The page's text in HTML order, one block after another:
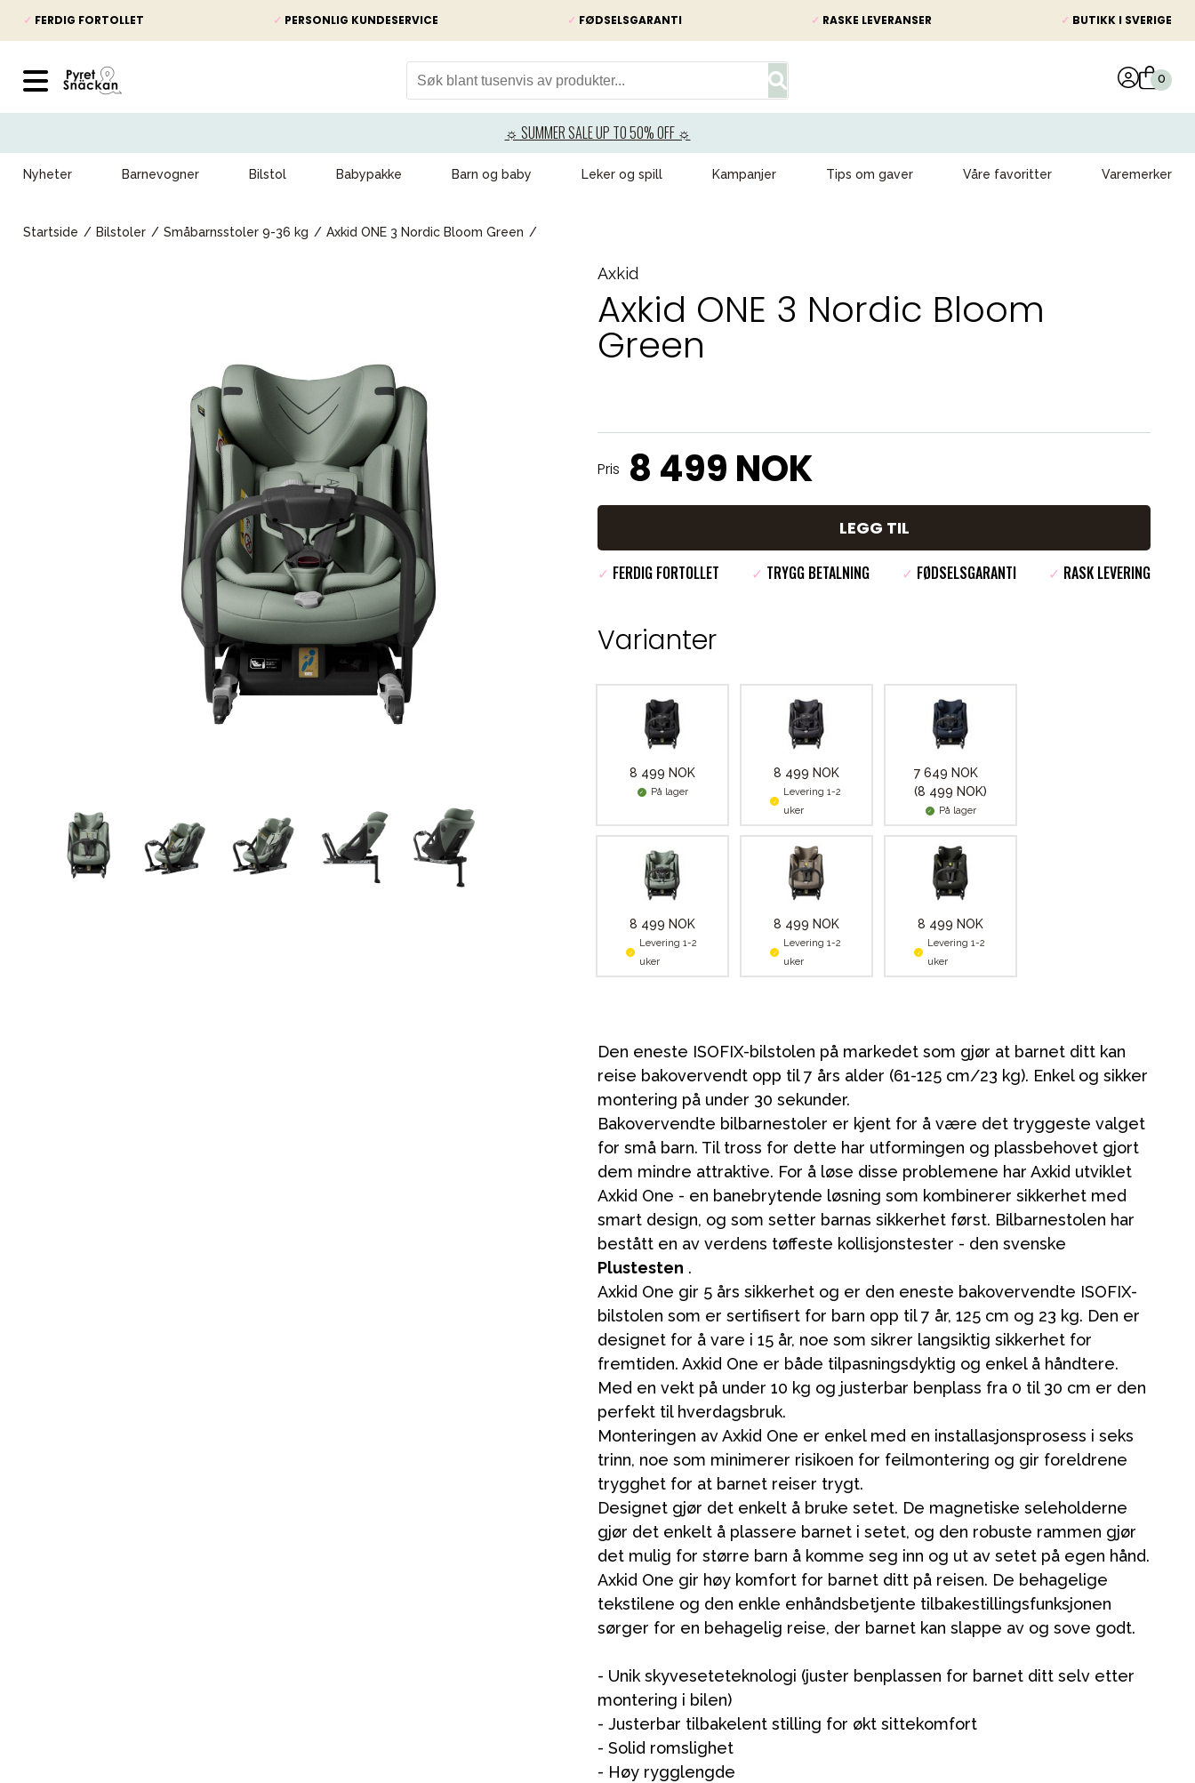
✓ FERDIG FORTOLLET ✓ PERSONLIG KUNDESERVICE ✓ FØDSELSGARANTI ✓ RASKE LEVERANSER ✓ BUTIKK I SVERIGE
☼ SUMMER SALE UP TO 50% OFF ☼
Nyheter Barnevogner Bilstol Babypakke Barn og baby Leker og spill Kampanjer Tips om gaver Våre favoritter Varemerker
Startside Bilstoler Småbarnsstoler 9-36 kg Axkid ONE 3 Nordic Bloom Green
Axkid
Axkid ONE 3 Nordic Bloom
Green
Pris 8 499 NOK
LEGG TIL
✓ FERDIG FORTOLLET ✓ TRYGG BETALNING ✓ FØDSELSGARANTI ✓ RASK LEVERING
Varianter
8 499 NOK
På lager
8 499 NOK
Levering 1-2
uker
7 649 NOK
(8 499 NOK)
På lager
8 499 NOK
Levering 1-2
uker
8 499 NOK
Levering 1-2
uker
8 499 NOK
Levering 1-2
uker
Den eneste ISOFIX-bilstolen på markedet som gjør at barnet ditt kan
reise bakovervendt opp til 7 års alder (61-125 cm/23 kg). Enkel og sikker
montering på under 30 sekunder.
Bakovervendte bilbarnestoler er kjent for å være det tryggeste valget
for små barn. Til tross for dette har utformingen og plassbehovet gjort
dem mindre attraktive. For å løse disse problemene har Axkid utviklet
Axkid One - en banebrytende løsning som kombinerer sikkerhet med
smart design, og som setter barnas sikkerhet først. Bilbarnestolen har
bestått en av verdens tøffeste kollisjonstester - den svenske
Plustesten .
Axkid One gir 5 års sikkerhet og er den eneste bakovervendte ISOFIX-
bilstolen som er sertifisert for barn opp til 7 år, 125 cm og 23 kg. Den er
designet for å vare i 15 år, noe som sikrer langsiktig sikkerhet for
fremtiden. Axkid One er både tilpasningsdyktig og enkel å håndtere.
Med en vekt på under 10 kg og justerbar benplass fra 0 til 30 cm er den
perfekt til hverdagsbruk.
Monteringen av Axkid One er enkel med en installasjonsprosess i seks
trinn, noe som minimerer risikoen for feilmontering og gir foreldrene
trygghet for at barnet reiser trygt.
Designet gjør det enkelt å bruke setet. De magnetiske seleholderne
gjør det enkelt å plassere barnet i setet, og den robuste rammen gjør
det mulig for større barn å komme seg inn og ut av setet på egen hånd.
Axkid One gir høy komfort for barnet ditt på reisen. De behagelige
tekstilene og den enkle enhåndsbetjente tilbakestillingsfunksjonen
sørger for en behagelig reise, der barnet kan slappe av og sove godt.
- Unik skyveseteteknologi (juster benplassen for barnet ditt selv etter
montering i bilen)
- Justerbar tilbakelent stilling for økt sittekomfort
- Solid romslighet
- Høy rygglengde